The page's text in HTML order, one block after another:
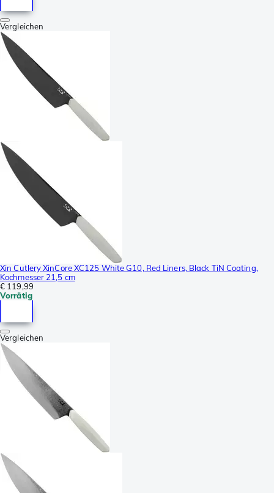
Vergleichen
Xin Cutlery XinCore XC125 White G10, Red Liners, Black TiN Coating,
Kochmesser 21,5 cm
€ 119,99
Vorrätig
Vergleichen